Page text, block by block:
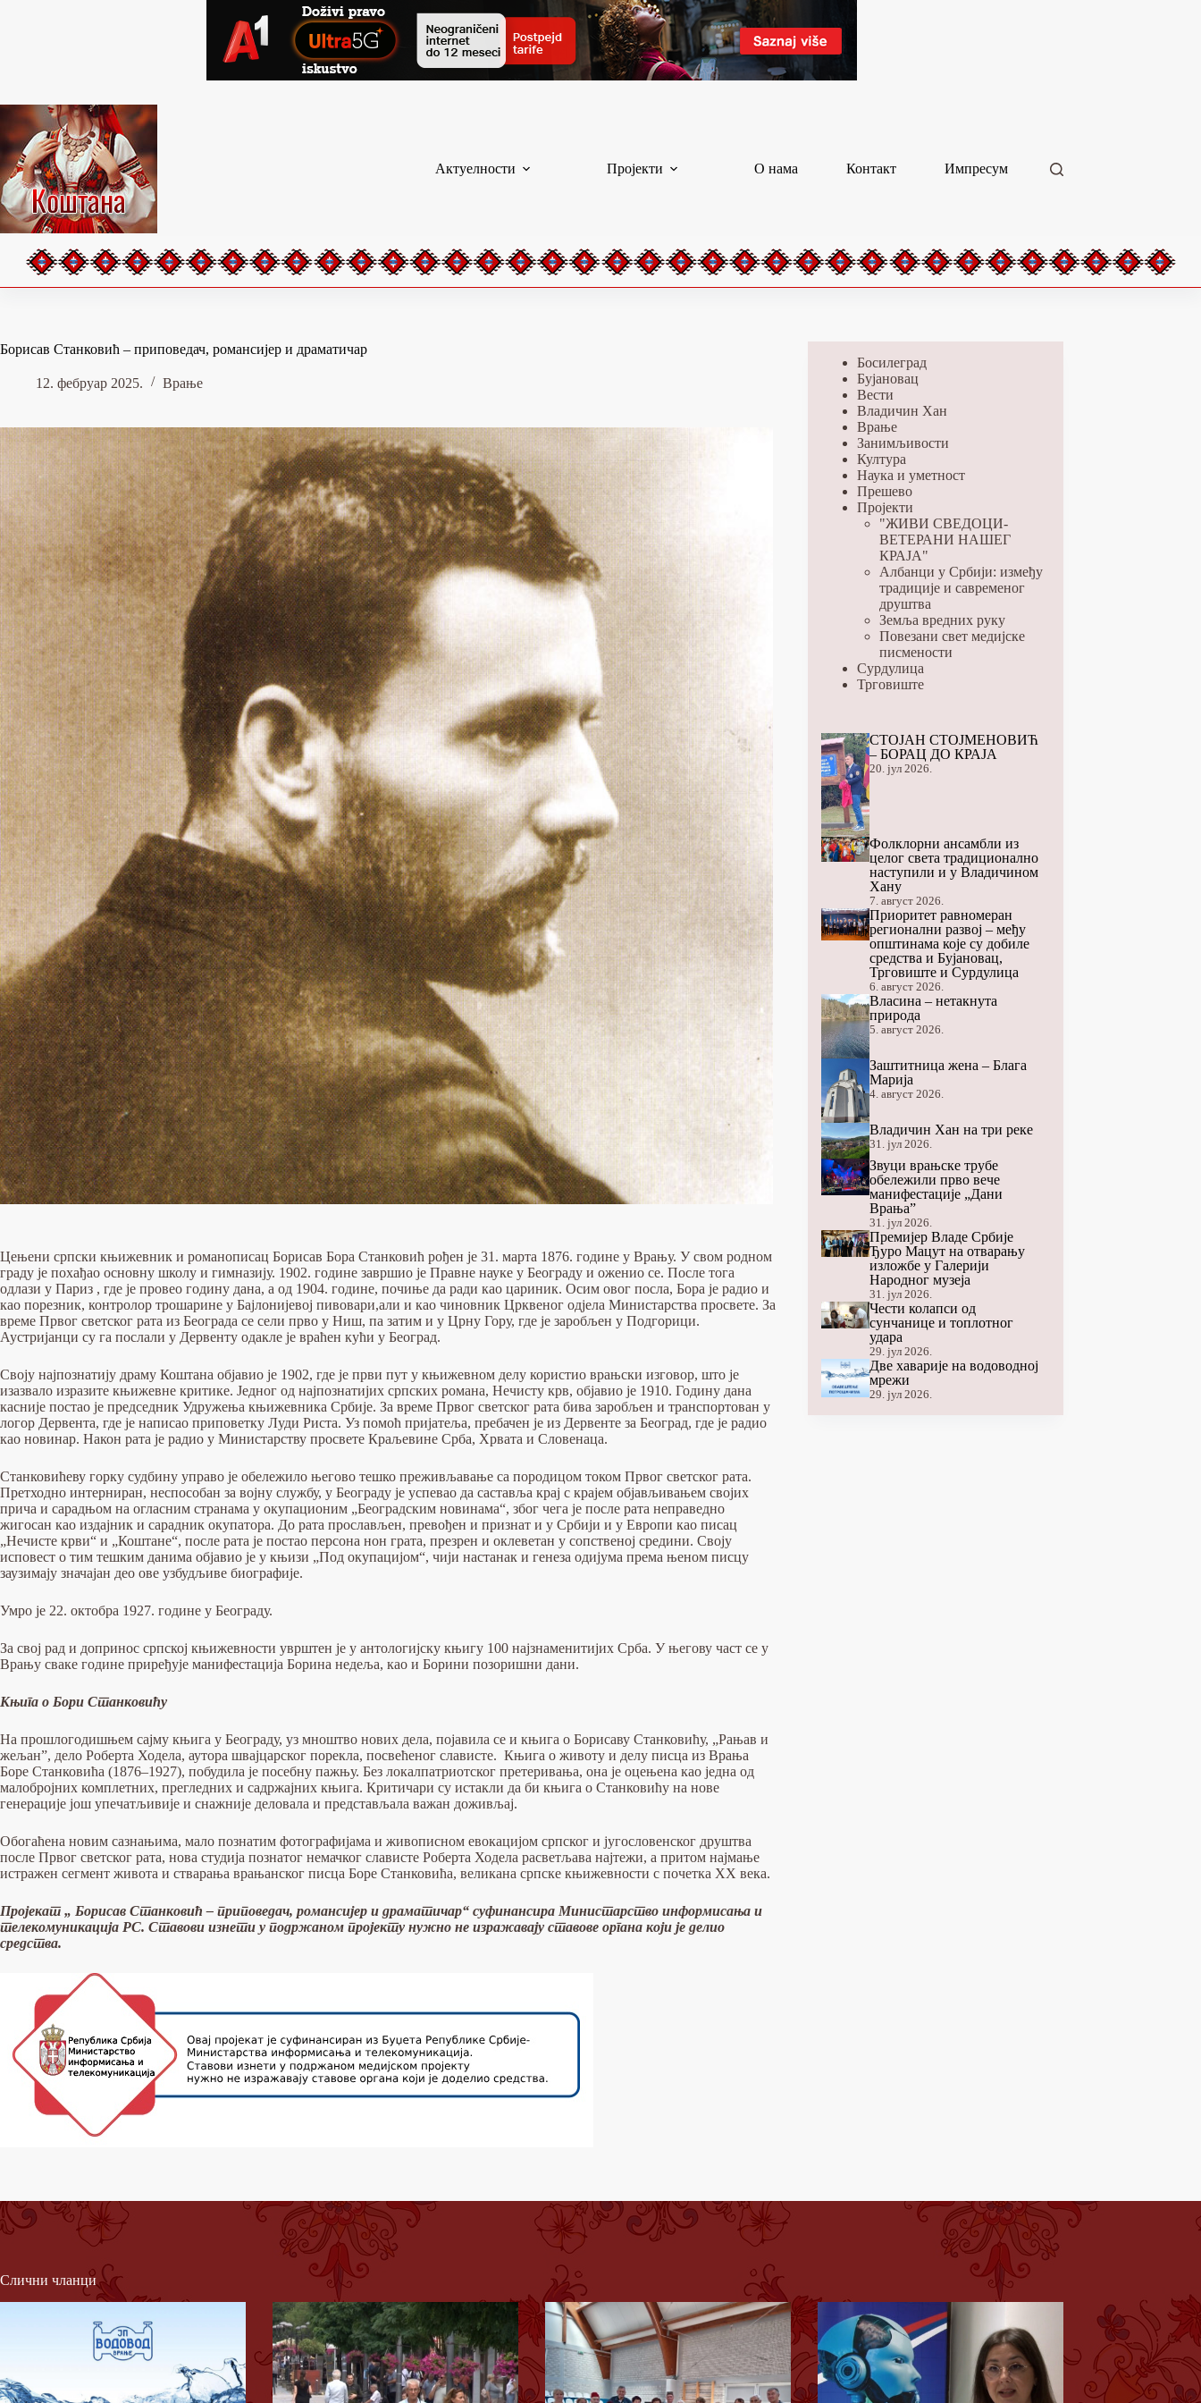
Актуелности Пројекти О нама Контакт Импресум
Борисав Станковић – приповедач, романсијер и драматичар
12. фебруар 2025. Врање
Цењени српски књижевник и романописац Борисав Бора Станковић рођен је 31. марта 1876. године у Врању. У свом родном
граду је похађао основну школу и гимназију. 1902. године завршио је Правне науке у Београду и оженио се. После тога
одлази у Париз , где је провео годину дана, а од 1904. године, почиње да ради као цариник. Осим овог посла, Бора је радио и
као порезник, контролор трошарине у Бајлонијевој пивовари,али и као чиновник Црквеног одјела Министарства просвете. За
време Првог светског рата из Београда се сели прво у Ниш, па затим и у Црну Гору, где је заробљен у Подгорици.
Аустријанци су га послали у Дервенту одакле је враћен кући у Београд.
Своју најпознатију драму Коштана објавио је 1902, где је први пут у књижевном делу користио врањски изговор, што је
изазвало изразите књижевне критике. Једног од најпознатијих српских романа, Нечисту крв, објавио је 1910. Годину дана
касније постао је председник Удружења књижевника Србије. За време Првог светског рата бива заробљен и транспортован у
логор Дервента, где је написао приповетку Луди Риста. Уз помоћ пријатеља, пребачен је из Дервенте за Београд, где је радио
као новинар. Након рата је радио у Министарству просвете Краљевине Срба, Хрвата и Словенаца.
Станковићеву горку судбину управо је обележило његово тешко преживљавање са породицом током Првог светског рата.
Претходно интерниран, неспособан за војну службу, у Београду је успевао да саставља крај с крајем објављивањем својих
прича и сарадњом на огласним странама у окупационим „Београдским новинама“, због чега је после рата неправедно
жигосан као издајник и сарадник окупатора. До рата прослављен, превођен и признат и у Србији и у Европи као писац
„Нечисте крви“ и „Коштане“, после рата је постао персона нон грата, презрен и оклеветан у сопственој средини. Своју
исповест о тим тешким данима објавио је у књизи „Под окупацијом“, чији настанак и генеза одијума према њеном писцу
заузимају значајан део ове узбудљиве биографије.
Умро је 22. октобра 1927. године у Београду.
За свој рад и допринос српској књижевности уврштен је у антологијску књигу 100 најзнаменитијих Срба. У његову част се у
Врању сваке године приређује манифестација Борина недеља, као и Борини позоришни дани.
Књига о Бори Станковићу
На прошлогодишњем сајму књига у Београду, уз мноштво нових дела, појавила се и књига о Борисаву Станковићу, „Рањав и
жељан”, дело Роберта Ходела, аутора швајцарског порекла, посвећеног слависте. Књига о животу и делу писца из Врања
Боре Станковића (1876–1927), побудила је посебну пажњу. Без локалпатриотског претеривања, она је оцењена као једна од
малобројних комплетних, прегледних и садржајних књига. Критичари су истакли да би књига о Станковићу на нове
генерације још упечатљивије и снажније деловала и представљала важан доживљај.
Обогаћена новим сазнањима, мало познатим фотографијама и живописном евокацијом српског и југословенског друштва
после Првог светског рата, нова студија познатог немачког слависте Роберта Ходела расветљава најтежи, а притом најмање
истражен сегмент живота и стварања врањанског писца Боре Станковића, великана српске књижевности с почетка XX века.
Пројекат „ Борисав Станковић – приповедач, романсијер и драматичар“ суфинансира Министарство информисања и
телекомуникација РС. Ставови изнети у подржаном пројекту нужно не изражавају ставове органа који је делио
средства.
Босилеград
Бујановац
Вести
Владичин Хан
Врање
Занимљивости
Култура
Наука и уметност
Прешево
Пројекти
"ЖИВИ СВЕДОЦИ-
ВЕТЕРАНИ НАШЕГ
КРАЈА"
Албанци у Србији: између
традиције и савременог
друштва
Земља вредних руку
Повезани свет медијске
писмености
Сурдулица
Трговиште
СТОЈАН СТОЈМЕНОВИЋ
– БОРАЦ ДО КРАЈА
20. јул 2026.
Фолклорни ансамбли из
целог света традиционално
наступили и у Владичином
Хану
7. август 2026.
Приоритет равномеран
регионални развој – међу
општинама које су добиле
средства и Бујановац,
Трговиште и Сурдулица
6. август 2026.
Власина – нетакнута
природа
5. август 2026.
Заштитница жена – Блага
Марија
4. август 2026.
Владичин Хан на три реке
31. јул 2026.
Звуци врањске трубе
обележили прво вече
манифестације „Дани
Врања”
31. јул 2026.
Премијер Владе Србије
Ђуро Мацут на отварању
изложбе у Галерији
Народног музеја
31. јул 2026.
Чести колапси од
сунчанице и топлотног
удара
29. јул 2026.
Две хаварије на водоводној
мрежи
29. јул 2026.
Слични чланци